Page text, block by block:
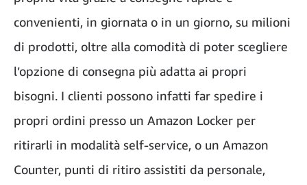
convenienti, in giornata o in un giorno, su milioni
di prodotti, oltre alla comodità di poter scegliere
l’opzione di consegna più adatta ai propri
bisogni. I clienti possono infatti far spedire i
propri ordini presso un Amazon Locker per
ritirarli in modalità self-service, o un Amazon
Counter, punti di ritiro assistiti da personale,